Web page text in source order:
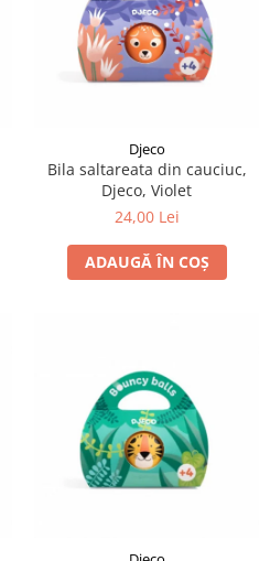
Djeco
Bila saltareata din cauciuc,
Djeco, Violet
24,00 Lei
ADAUGĂ ÎN COȘ